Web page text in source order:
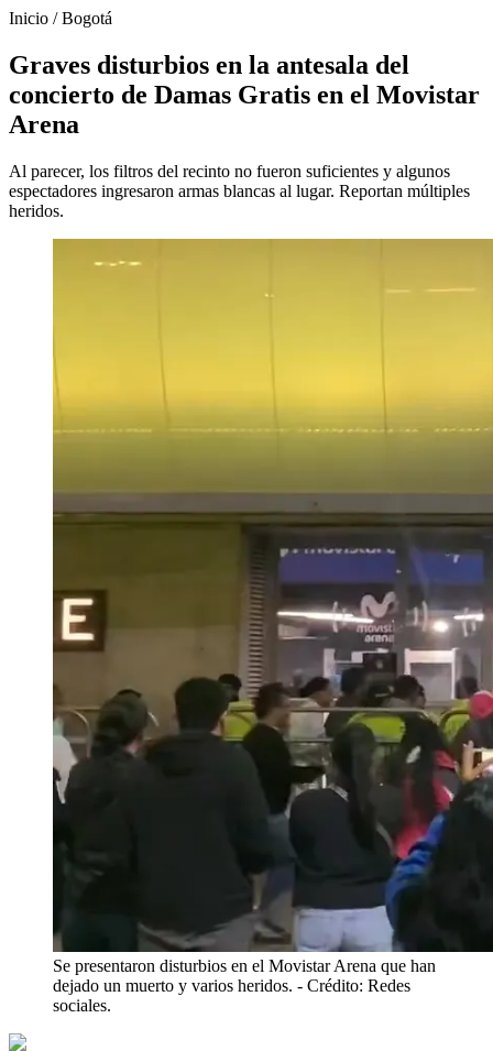
Inicio /Bogotá
Graves disturbios en la antesala del
concierto de Damas Gratis en el Movistar
Arena
Al parecer, los filtros del recinto no fueron suficientes y algunos
espectadores ingresaron armas blancas al lugar. Reportan múltiples
heridos.
Se presentaron disturbios en el Movistar Arena que han
dejado un muerto y varios heridos. - Crédito: Redes
sociales.